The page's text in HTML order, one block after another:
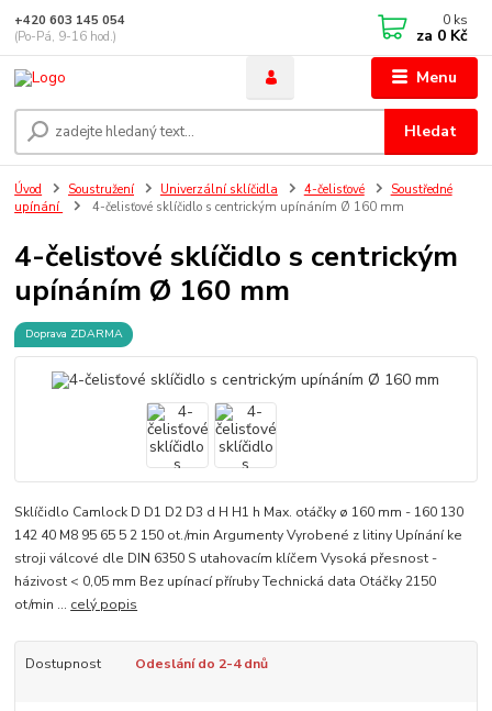
Menu
Hledat
+420 603 145 054
(Po-Pá, 9-16 hod.)
0 ks
za 0 Kč
Úvod Soustružení Univerzální sklíčidla 4-čelisťové
Soustředné
upínání
4-čelisťové sklíčidlo s centrickým upínáním Ø 160 mm
4-čelisťové sklíčidlo s centrickým
upínáním Ø 160 mm
Doprava ZDARMA
Sklíčidlo Camlock D D1 D2 D3 d H H1 h Max. otáčky ø 160 mm - 160 130
142 40 M8 95 65 5 2 150 ot./min Argumenty Vyrobené z litiny Upínání ke
stroji válcové dle DIN 6350 S utahovacím klíčem Vysoká přesnost -
házivost < 0,05 mm Bez upínací příruby Technická data Otáčky 2150
ot/min ... celý popis
Dostupnost Odeslání do 2-4 dnů